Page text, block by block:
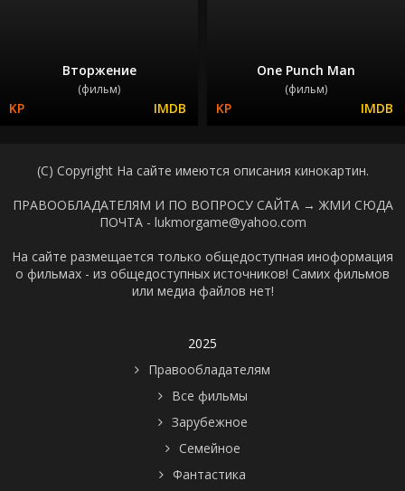
Вторжение
(фильм)
One Punch Man
(фильм)
(C) Copyright На сайте имеются описания кинокартин.
ПРАВООБЛАДАТЕЛЯМ И ПО ВОПРОСУ САЙТА → ЖМИ СЮДА
ПОЧТА - lukmorgame@yahoo.com
На сайте размещается только общедоступная иноформация
о фильмах - из общедоступных источников! Самих фильмов
или медиа файлов нет!
2025
Правообладателям
Все фильмы
Зарубежное
Семейное
Фантастика